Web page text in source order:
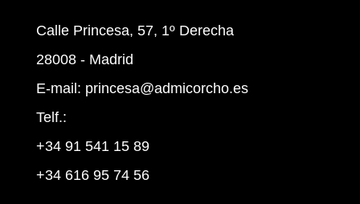
Calle Princesa, 57, 1º Derecha
28008 - Madrid
E-mail: princesa@admicorcho.es
Telf.:
+34 91 541 15 89
+34 616 95 74 56